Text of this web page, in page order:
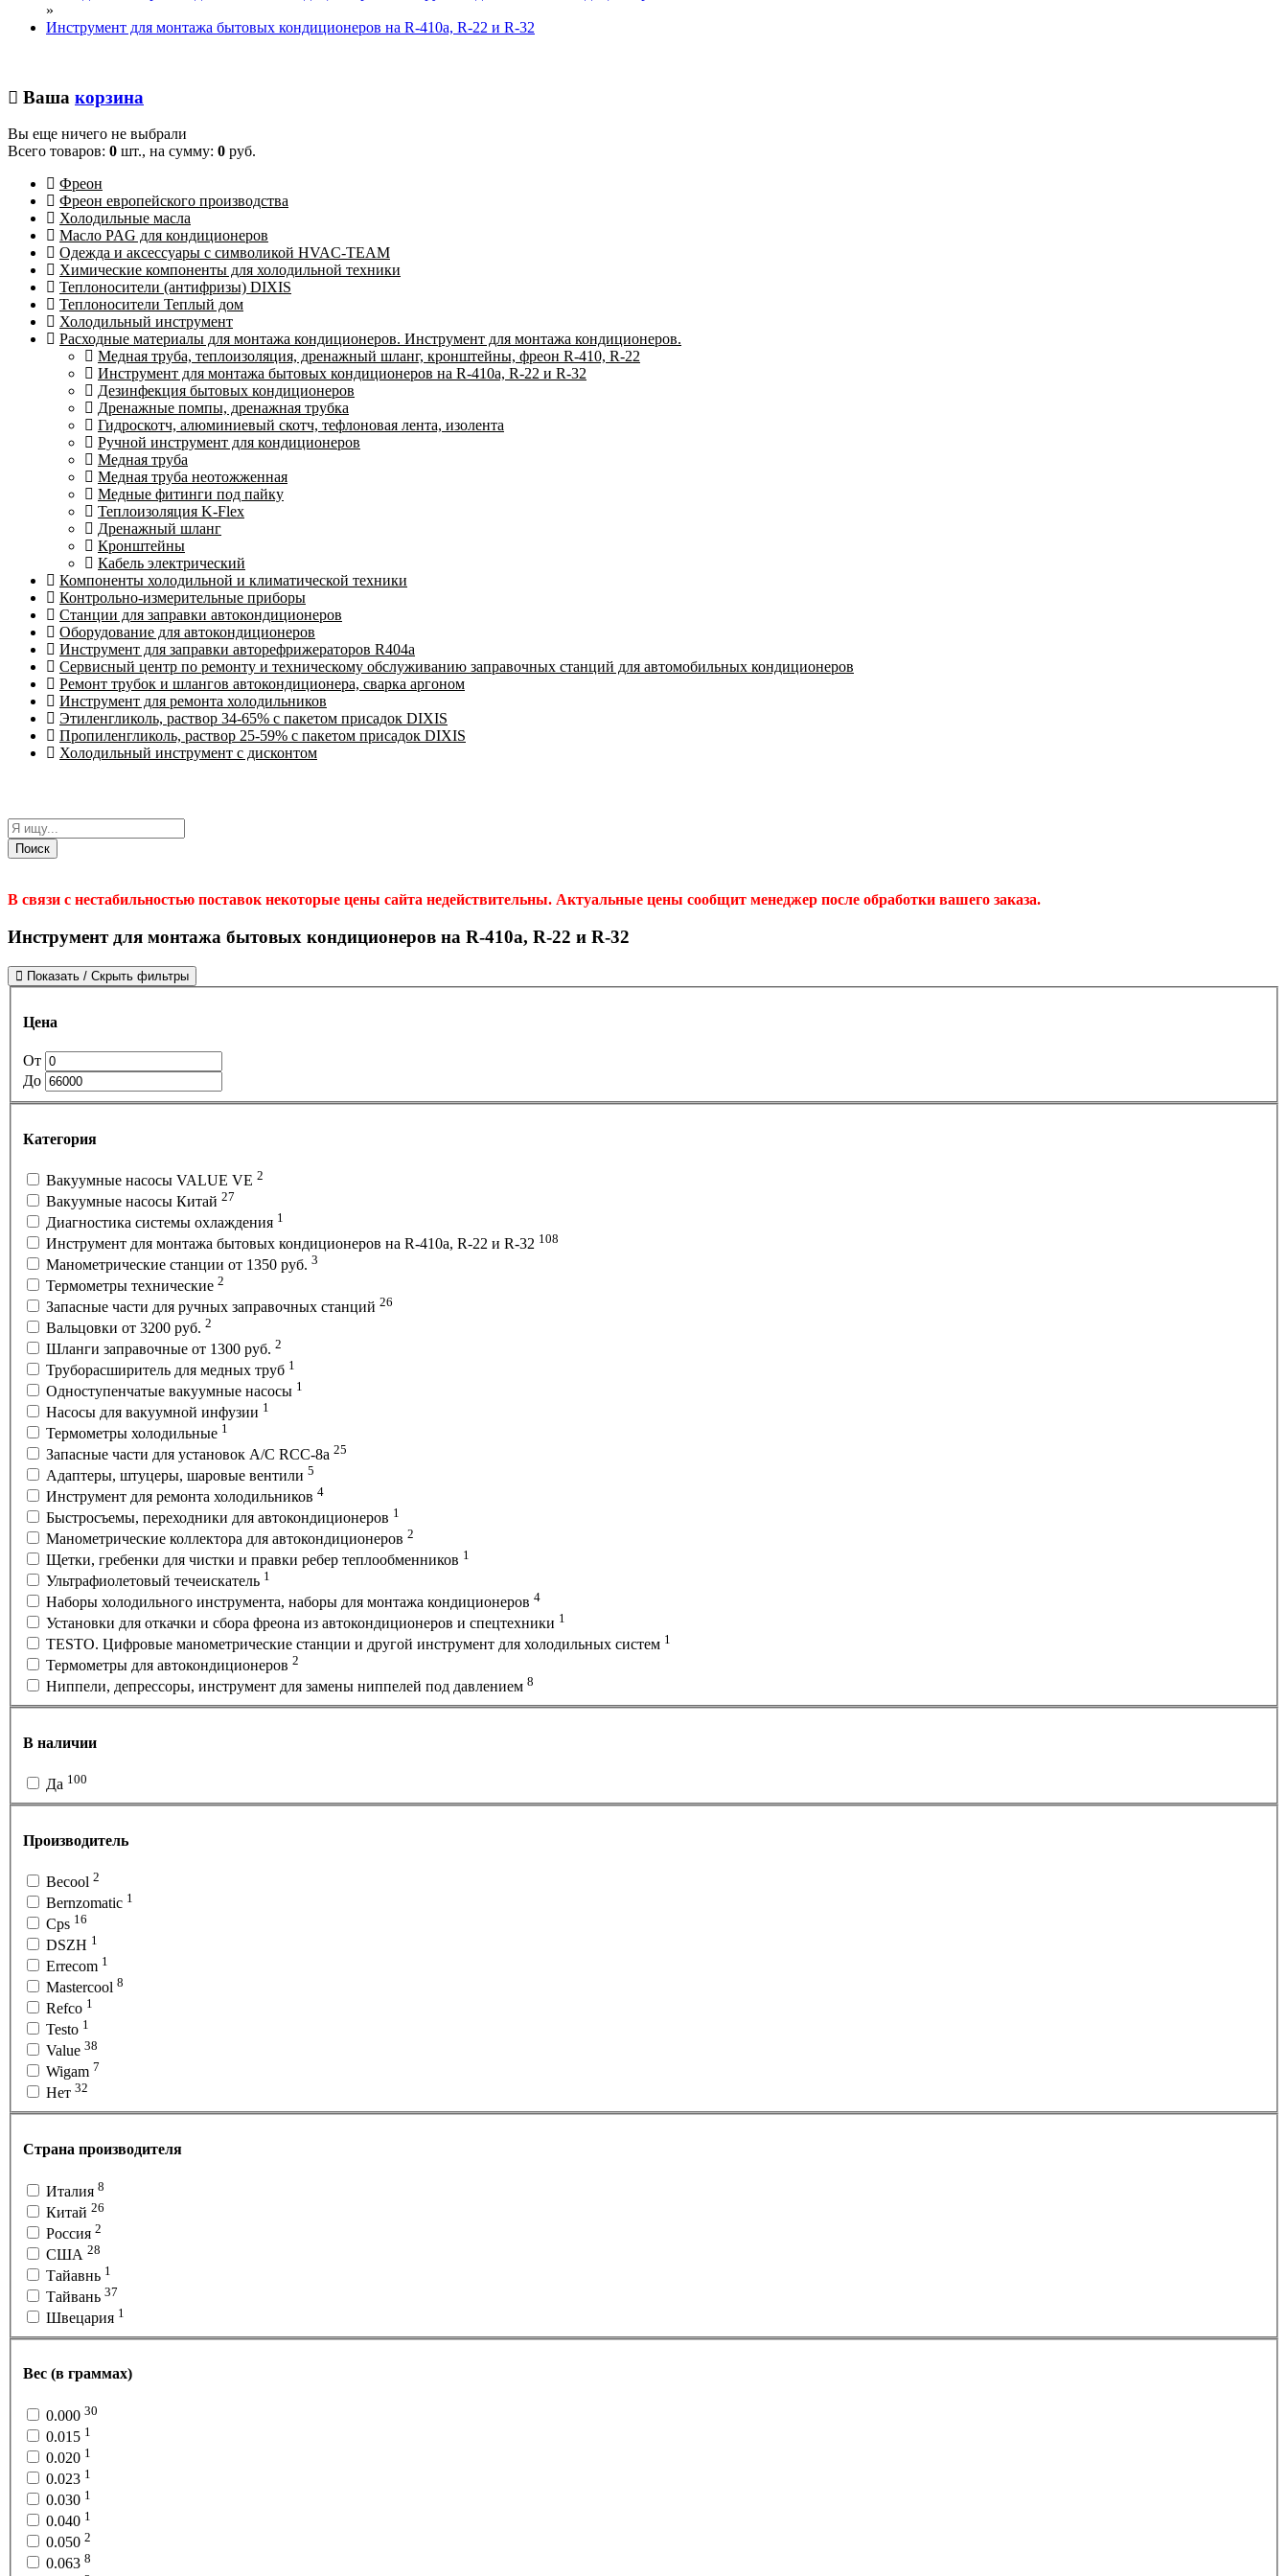
»
Инструмент для монтажа бытовых кондиционеров на R-410а, R-22 и R-32
Ваша корзина
Вы еще ничего не выбрали
Всего товаров: 0 шт., на сумму: 0 руб.
Фреон
Фреон европейского производства
Холодильные масла
Масло PAG для кондиционеров
Одежда и аксессуары с символикой HVAC-TEAM
Химические компоненты для холодильной техники
Теплоносители (антифризы) DIXIS
Теплоносители Теплый дом
Холодильный инструмент
Расходные материалы для монтажа кондиционеров. Инструмент для монтажа кондиционеров.
Медная труба, теплоизоляция, дренажный шланг, кронштейны, фреон R-410, R-22
Инструмент для монтажа бытовых кондиционеров на R-410а, R-22 и R-32
Дезинфекция бытовых кондиционеров
Дренажные помпы, дренажная трубка
Гидроскотч, алюминиевый скотч, тефлоновая лента, изолента
Ручной инструмент для кондиционеров
Медная труба
Медная труба неотожженная
Медные фитинги под пайку
Теплоизоляция K-Flex
Дренажный шланг
Кронштейны
Кабель электрический
Компоненты холодильной и климатической техники
Контрольно-измерительные приборы
Станции для заправки автокондиционеров
Оборудование для автокондиционеров
Инструмент для заправки авторефрижераторов R404a
Сервисный центр по ремонту и техническому обслуживанию заправочных станций для автомобильных кондиционеров
Ремонт трубок и шлангов автокондиционера, сварка аргоном
Инструмент для ремонта холодильников
Этиленгликоль, раствор 34-65% с пакетом присадок DIXIS
Пропиленгликоль, раствор 25-59% с пакетом присадок DIXIS
Холодильный инструмент с дисконтом
Поиск
В связи с нестабильностью поставок некоторые цены сайта недействительны. Актуальные цены сообщит менеджер после обработки вашего заказа.
Инструмент для монтажа бытовых кондиционеров на R-410а, R-22 и R-32
Показать / Скрыть фильтры
Цена
От
До
Категория
Вакуумные насосы VALUE VE 2
Вакуумные насосы Китай 27
Диагностика системы охлаждения 1
Инструмент для монтажа бытовых кондиционеров на R-410а, R-22 и R-32 108
Манометрические станции от 1350 руб. 3
Термометры технические 2
Запасные части для ручных заправочных станций 26
Вальцовки от 3200 руб. 2
Шланги заправочные от 1300 руб. 2
Труборасширитель для медных труб 1
Одноступенчатые вакуумные насосы 1
Насосы для вакуумной инфузии 1
Термометры холодильные 1
Запасные части для установок A/C RCC-8a 25
Адаптеры, штуцеры, шаровые вентили 5
Инструмент для ремонта холодильников 4
Быстросъемы, переходники для автокондиционеров 1
Манометрические коллектора для автокондиционеров 2
Щетки, гребенки для чистки и правки ребер теплообменников 1
Ультрафиолетовый течеискатель 1
Наборы холодильного инструмента, наборы для монтажа кондиционеров 4
Установки для откачки и сбора фреона из автокондиционеров и спецтехники 1
TESTO. Цифровые манометрические станции и другой инструмент для холодильных систем 1
Термометры для автокондиционеров 2
Ниппели, депрессоры, инструмент для замены ниппелей под давлением 8
В наличии
Да 100
Производитель
Becool 2
Bernzomatic 1
Cps 16
DSZH 1
Errecom 1
Mastercool 8
Refco 1
Testo 1
Value 38
Wigam 7
Нет 32
Страна производителя
Италия 8
Китай 26
Россия 2
США 28
Тайавнь 1
Тайвань 37
Швецария 1
Вес (в граммах)
0.000 30
0.015 1
0.020 1
0.023 1
0.030 1
0.040 1
0.050 2
0.063 8